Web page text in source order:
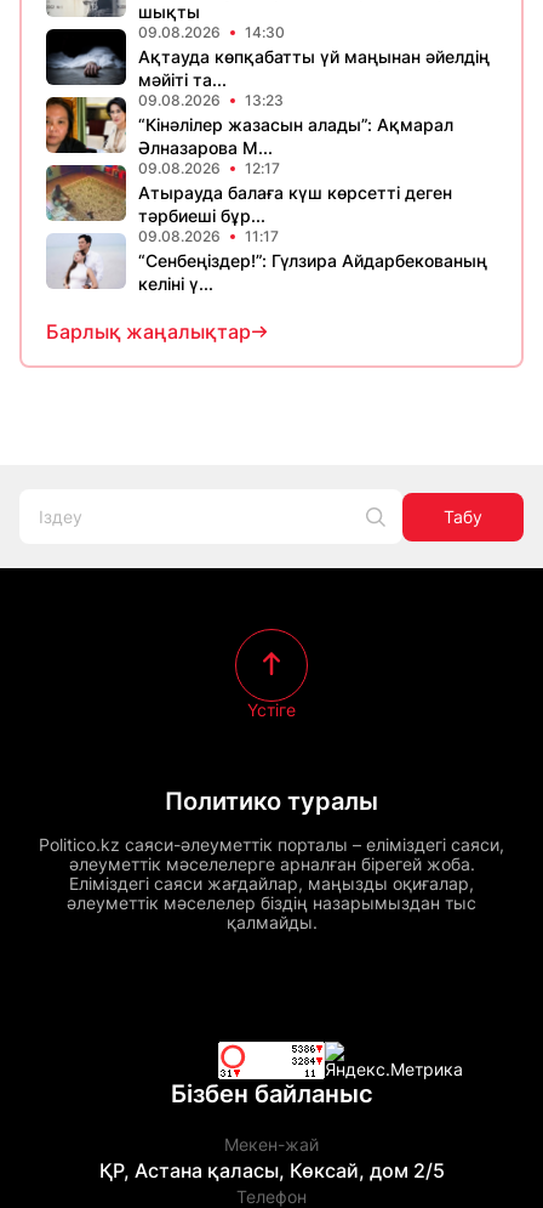
шықты
09.08.2026 14:30
Ақтауда көпқабатты үй маңынан әйелдің
мәйіті та...
09.08.2026 13:23
“Кінәлілер жазасын алады”: Ақмарал
Әлназарова М...
09.08.2026 12:17
Атырауда балаға күш көрсетті деген
тәрбиеші бұр...
09.08.2026 11:17
“Сенбеңіздер!”: Гүлзира Айдарбекованың
келіні ү...
Барлық жаңалықтар
Табу
Политико туралы
Politico.kz саяси-әлеуметтік порталы – еліміздегі саяси,
әлеуметтік мәселелерге арналған бірегей жоба.
Еліміздегі саяси жағдайлар, маңызды оқиғалар,
әлеуметтік мәселелер біздің назарымыздан тыс
қалмайды.
Үстіге
Бізбен байланыс
Мекен-жай
ҚР, Астана қаласы, Көксай, дом 2/5
Телефон